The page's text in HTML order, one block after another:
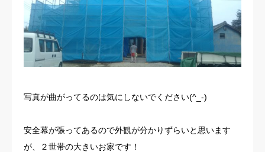
写真が曲がってるのは気にしないでください(^_-)
安全幕が張ってあるので外観が分かりずらいと思います
が、２世帯の大きいお家です！